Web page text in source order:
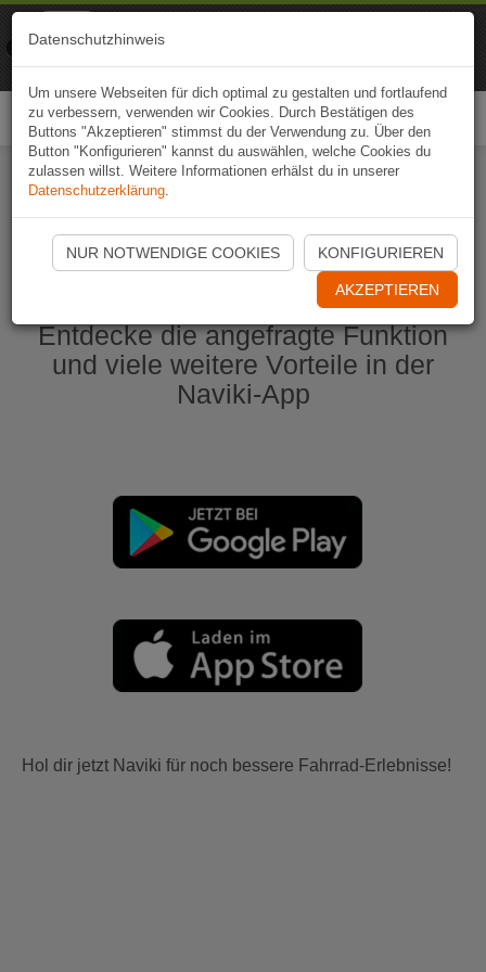
Naviki App jetzt öffnen
Entdecke die angefragte Funktion
und viele weitere Vorteile in der
Naviki-App
Hol dir jetzt Naviki für noch bessere Fahrrad-Erlebnisse!
Datenschutzhinweis
Um unsere Webseiten für dich optimal zu gestalten und fortlaufend
zu verbessern, verwenden wir Cookies. Durch Bestätigen des
Buttons "Akzeptieren" stimmst du der Verwendung zu. Über den
Button "Konfigurieren" kannst du auswählen, welche Cookies du
zulassen willst. Weitere Informationen erhälst du in unserer
Datenschutzerklärung.
NUR NOTWENDIGE COOKIES KONFIGURIEREN
AKZEPTIEREN
Naviki